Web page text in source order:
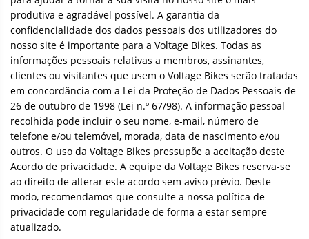
produtiva e agradável possível. A garantia da
confidencialidade dos dados pessoais dos utilizadores do
nosso site é importante para a Voltage Bikes. Todas as
informações pessoais relativas a membros, assinantes,
clientes ou visitantes que usem o Voltage Bikes serão tratadas
em concordância com a Lei da Proteção de Dados Pessoais de
26 de outubro de 1998 (Lei n.º 67/98). A informação pessoal
recolhida pode incluir o seu nome, e-mail, número de
telefone e/ou telemóvel, morada, data de nascimento e/ou
outros. O uso da Voltage Bikes pressupõe a aceitação deste
Acordo de privacidade. A equipe da Voltage Bikes reserva-se
ao direito de alterar este acordo sem aviso prévio. Deste
modo, recomendamos que consulte a nossa política de
privacidade com regularidade de forma a estar sempre
atualizado.